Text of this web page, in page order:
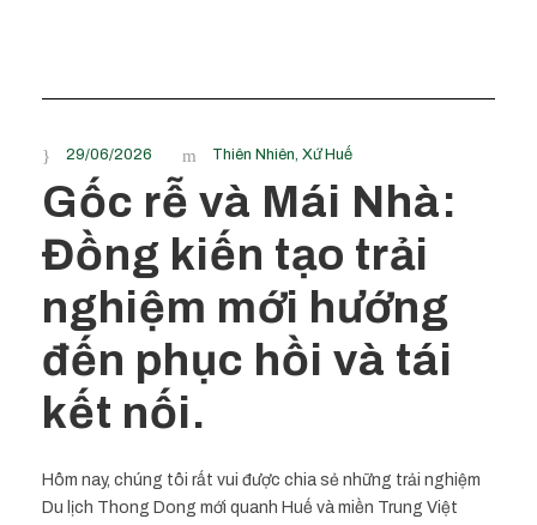
29/06/2026 Thiên Nhiên, Xứ Huế
Gốc rễ và Mái Nhà:
Đồng kiến tạo trải
nghiệm mới hướng
đến phục hồi và tái
kết nối.
Hôm nay, chúng tôi rất vui được chia sẻ những trải nghiệm
Du lịch Thong Dong mới quanh Huế và miền Trung Việt